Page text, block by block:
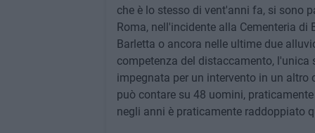
che è lo stesso di vent'anni fa, si sono
Roma, nell'incidente alla Cementeria
Barletta o ancora nelle ultime due
competenza del distaccamento,
impegnata per un intervento in un
può contare su 48 uomini,
negli anni è praticamente raddoppiato